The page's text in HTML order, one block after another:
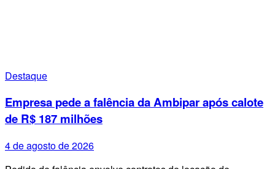
Destaque
Empresa pede a falência da Ambipar após calote
de R$ 187 milhões
4 de agosto de 2026